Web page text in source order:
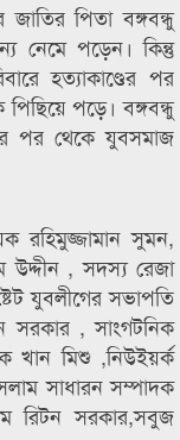
জাতির পিতা বঙ্গবন্ধু
নেমে পড়েন। কিন্তু
হত্যাকাণ্ডের পর
পড়ে। বঙ্গবন্ধু
পর থেকে যুবসমাজ
রহিমুজ্জামান সুমন,
, সদস্য রেজা
যুবলীগের সভাপতি
সরকার , সাংগটনিক
খান মিশু ,নিউইয়র্ক
সাধারন সম্পাদক
রিটন সরকার,সবুজ